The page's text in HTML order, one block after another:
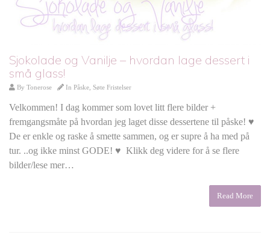
Sjokolade og Vanilje – hvordan lage dessert i
små glass!
By Tonerose In Påske Søte Fristelser
Velkommen! I dag kommer som lovet litt flere bilder +
fremgangsmåte på hvordan jeg laget disse dessertene til påske! ♥
De er enkle og raske å smette sammen, og er supre å ha med på
tur. ..og ikke minst GODE! ♥ Klikk deg videre for å se flere
bilder/lese mer…
Read More